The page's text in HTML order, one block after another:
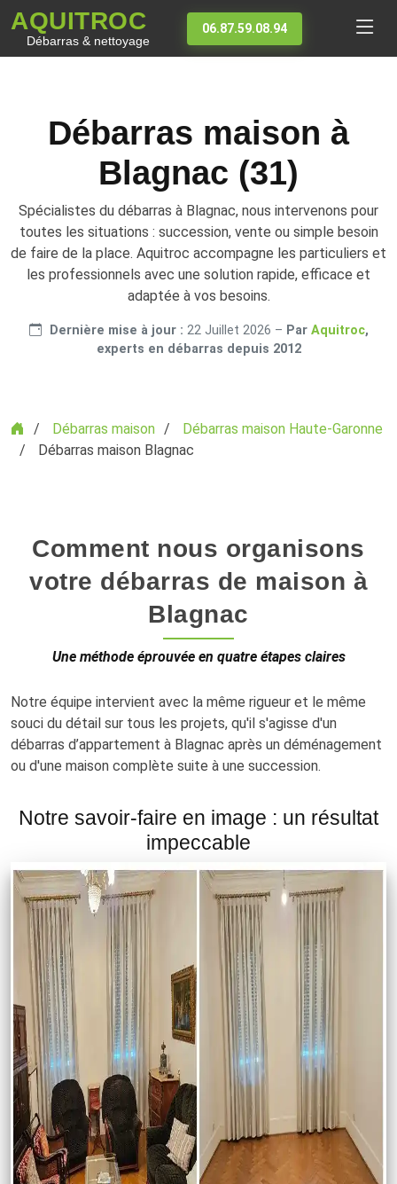
AQUITROC
Débarras & nettoyage
06.87.59.08.94
Débarras maison à
Blagnac (31)
Spécialistes du débarras à Blagnac, nous intervenons pour
toutes les situations : succession, vente ou simple besoin
de faire de la place. Aquitroc accompagne les particuliers et
les professionnels avec une solution rapide, efficace et
adaptée à vos besoins.
Dernière mise à jour : 22 Juillet 2026 – Par Aquitroc,
experts en débarras depuis 2012
AccueilDébarras maison
Débarras maison Haute-Garonne
Débarras maison Blagnac
Comment nous organisons
votre débarras de maison à
Blagnac
Une méthode éprouvée en quatre étapes claires
Notre équipe intervient avec la même rigueur et le même
souci du détail sur tous les projets, qu'il s'agisse d'un
débarras d’appartement à Blagnac après un déménagement
ou d'une maison complète suite à une succession.
Notre savoir-faire en image : un résultat
impeccable